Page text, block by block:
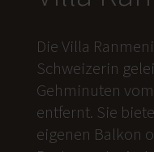
Die Villa
Schweizerin
Gehminuten
entfernt. Sie
eigenen Balkon